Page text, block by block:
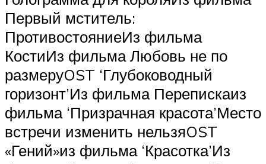
Первый мститель:
ПротивостояниеИз фильма
КостиИз фильма Любовь не по
размеруOST ‘Глубоководный
горизонт’Из фильма Перепискаиз
фильма ‘Призрачная красота’Место
встречи изменить нельзяOST
«Гений»из фильма ‘Красотка’Из